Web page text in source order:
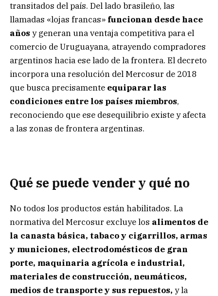
transitados del país. Del lado brasileño, las
llamadas «lojas francas» funcionan desde hace
años y generan una ventaja competitiva para el
comercio de Uruguayana, atrayendo compradores
argentinos hacia ese lado de la frontera. El decreto
incorpora una resolución del Mercosur de 2018
que busca precisamente equiparar las
condiciones entre los países miembros,
reconociendo que ese desequilibrio existe y afecta
a las zonas de frontera argentinas.
Qué se puede vender y qué no
No todos los productos están habilitados. La
normativa del Mercosur excluye los alimentos de
la canasta básica, tabaco y cigarrillos, armas
y municiones, electrodomésticos de gran
porte, maquinaria agrícola e industrial,
materiales de construcción, neumáticos,
medios de transporte y sus repuestos, y la